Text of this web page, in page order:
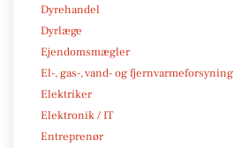
Dyrehandel
Dyrlæge
Ejendomsmægler
El-, gas-, vand- og fjernvarmeforsyning
Elektriker
Elektronik / IT
Entreprenør